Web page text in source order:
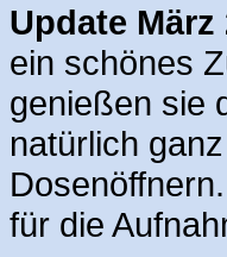
Update März
ein schönes
genießen sie
natürlich
für die